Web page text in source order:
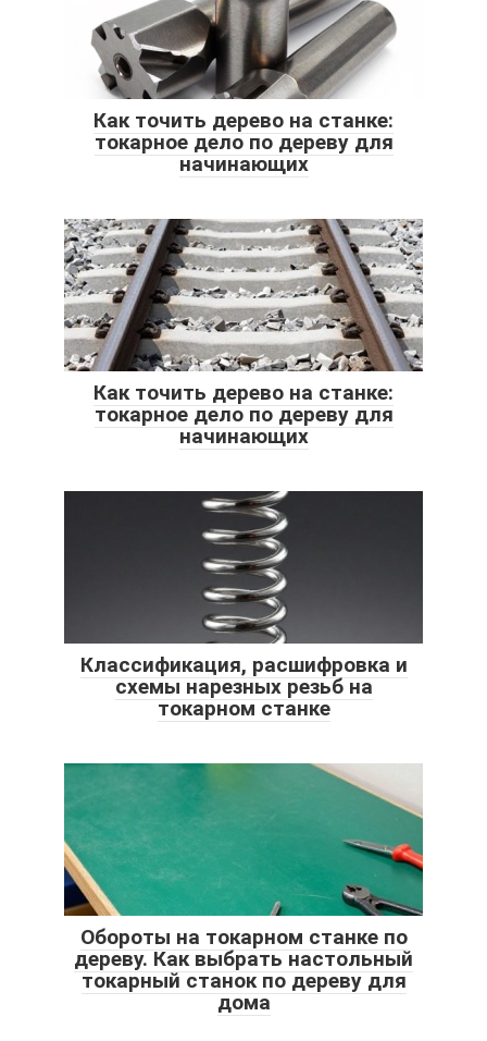
Как точить дерево на станке:
токарное дело по дереву для
начинающих
Как точить дерево на станке:
токарное дело по дереву для
начинающих
Классификация, расшифровка и
схемы нарезных резьб на
токарном станке
Обороты на токарном станке по
дереву. Как выбрать настольный
токарный станок по дереву для
дома